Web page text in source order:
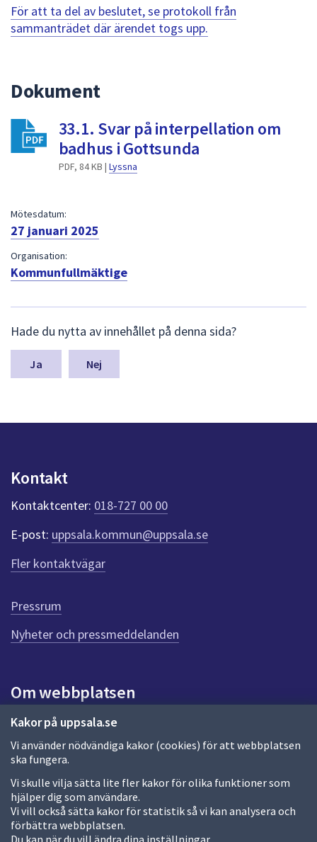
för
att
navigera
för
Kakor på uppsala.se
Vi använder nödvändiga kakor (cookies) för att webbplatsen
ska fungera.
Vi skulle vilja sätta lite fler kakor för olika funktioner som
hjälper dig som användare.
Vi vill också sätta kakor för statistik så vi kan analysera och
förbättra webbplatsen.
Du kan när du vill ändra dina inställningar.
För att ta del av beslutet, se protokoll från
sammanträdet där ärendet togs upp.
Dokument
33.1. Svar på interpellation om
badhus i Gottsunda
PDF, 84 KB | Lyssna
Mötesdatum:
27 januari 2025
Organisation:
Kommunfullmäktige
ä
m
a
n
k
t
e
r
f
ö
r
e
n
n
a
d
a
Hade du nytta av innehållet på denna sida?
Nej
Kontakt
Kontaktcenter: 018-727 00 00
E-post: uppsala.kommun@uppsala.se
Fler kontaktvägar
Pressrum
Nyheter och pressmeddelanden
Om webbplatsen
Om webbplatsen
Allmänna handlingar och diarium
Behandling av personuppgifter
Kakor
Språk (other languages)